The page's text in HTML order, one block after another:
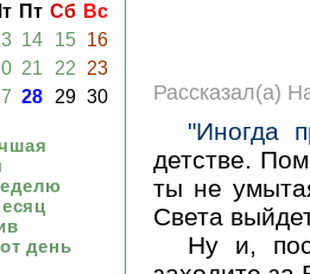
Рассказал(а)
"Иногда
детстве.
ты не
Света
Ну и,
Пт Сб Вс
14 15
16
21 22
23
28 29 30
день